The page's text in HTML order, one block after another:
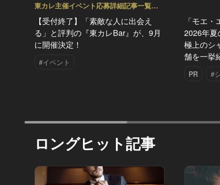
東カレ主催イベント応募詳細記事一覧
Vol.18
【受付終了】「素敵な人に出会え
る」と評判の『東カレBar』が、9月
に開催決定！
#イベント
「モエ
2026年夏
極上のシ
舗を一挙
PR #
ロングヒット記事